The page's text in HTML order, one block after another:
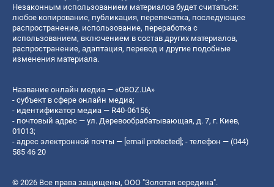
Незаконным использованием материалов будет считаться:
любое копирование, публикация, перепечатка, последующее
распространение, использование, переработка с
использованием, включением в состав других материалов,
распространение, адаптация, перевод и другие подобные
изменения материала.
Название онлайн медиа — «OBOZ.UA»
- субъект в сфере онлайн медиа;
- идентификатор медиа — R40-06156;
- почтовый адрес — ул. Деревообрабатывающая, д. 7, г. Киев,
01013;
- адрес электронной почты — [email protected] ; - телефон — (044)
585 46 20
© 2026 Все права защищены, ООО "Золотая середина".